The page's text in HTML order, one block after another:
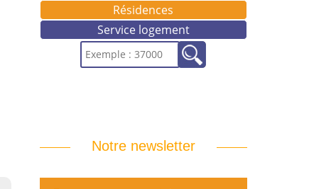
Résidences
Service logement
Notre newsletter